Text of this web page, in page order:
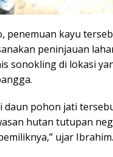
penemuan kayu
peninjauan
sonokling di lokasi
pohon jati
hutan tutupan
ujar Ibrahim.